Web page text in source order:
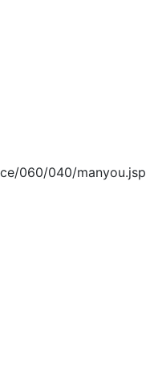
060/040/manyou.jsp